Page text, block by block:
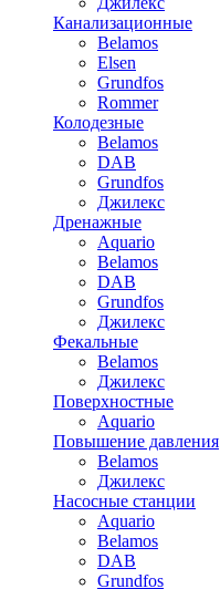
Канализационные
Belamos
Elsen
Grundfos
Rommer
Колодезные
Belamos
DAB
Grundfos
Джилекс
Дренажные
Aquario
Belamos
DAB
Grundfos
Джилекс
Фекальные
Belamos
Джилекс
Поверхностные
Aquario
Повышение давления
Belamos
Джилекс
Насосные станции
Aquario
Belamos
DAB
Grundfos